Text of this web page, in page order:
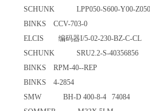
SCHUNK LPP050-S600-Y00-
BINKS CCV-703-0
ELCIS 编码器I/5-02-230-BZ-
SCHUNK SRU2.2-S-
BINKS RPM-40--REP
BINKS 4-2854
SMW BH-D 400-8-4 74084